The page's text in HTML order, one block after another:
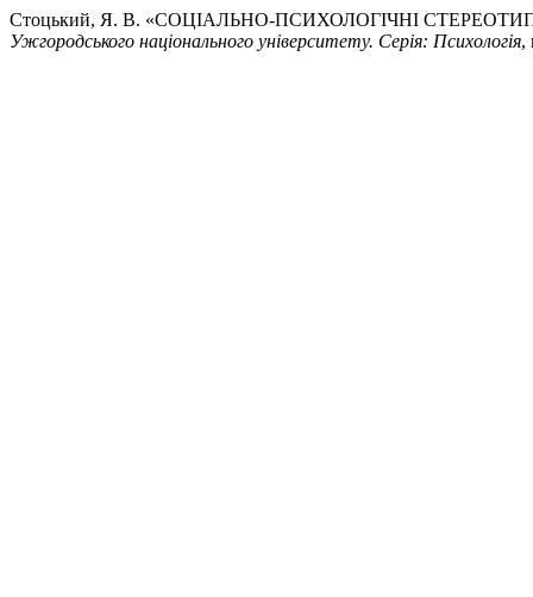
Стоцький, Я. В. «СОЦІАЛЬНО-ПСИХОЛОГІЧНІ
Ужгородського національного університету. Серія: Психологія,